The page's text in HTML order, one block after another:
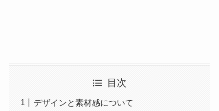
目次
デザインと素材感について